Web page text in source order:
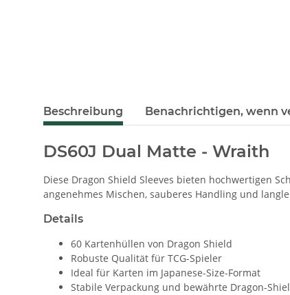
weitere Registerkarten anzeigen
Beschreibung Benachrichtigen, wenn
DS60J Dual Matte - Wraith
Diese Dragon Shield Sleeves bieten hochwertigen
angenehmes Mischen, sauberes Handling und
Details
60 Kartenhüllen von Dragon Shield
Robuste Qualität für TCG-Spieler
Ideal für Karten im Japanese-Size-Format
Stabile Verpackung und bewährte Dragon-